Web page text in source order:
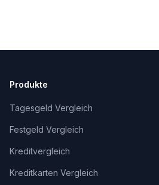
Produkte
Tagesgeld Vergleich
Festgeld Vergleich
Kreditvergleich
Kreditkarten Vergleich